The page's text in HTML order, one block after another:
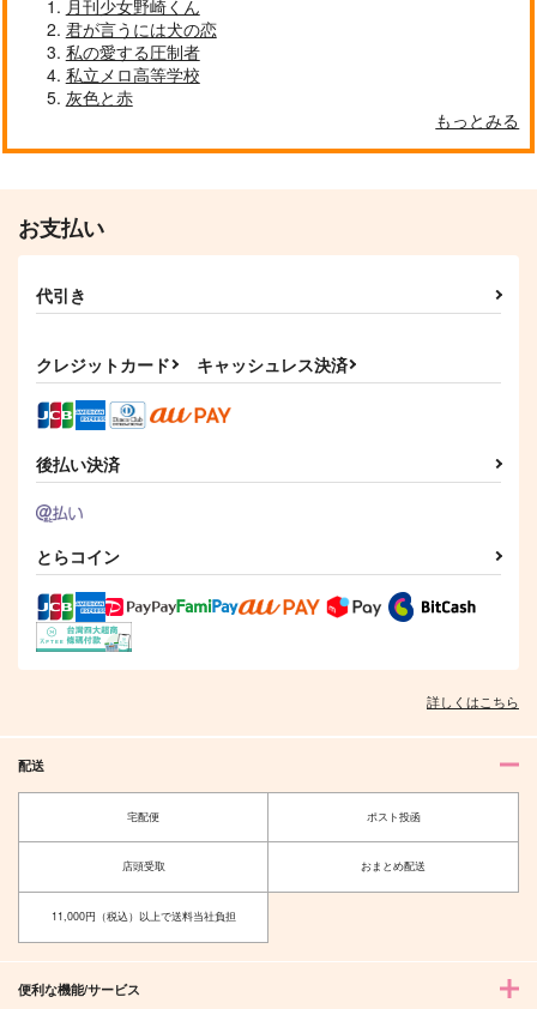
月刊少女野崎くん
君が言うには犬の恋
私の愛する圧制者
私立メロ高等学校
灰色と赤
もっとみる
お支払い
代引き
クレジットカード キャッシュレス決済
後払い決済
とらコイン
詳しくはこちら
配送
宅配便 ポスト投函
店頭受取 おまとめ配送
11,000円（税込）以上で送料当社負担
便利な機能/サービス